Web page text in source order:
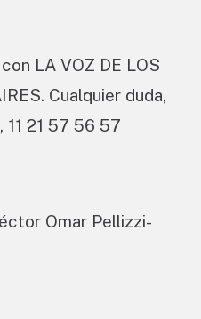
LA VOZ DE LOS
Cualquier duda,
11 21 57 56 57
Omar Pellizzi-